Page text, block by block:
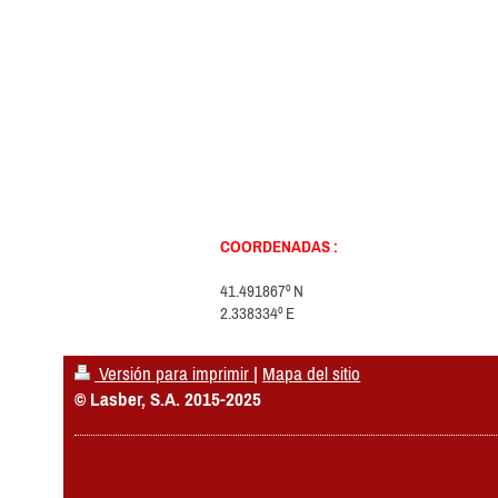
COORDENADAS :
41.491867º N
2.338334º E
Versión para imprimir | Mapa del sitio
© Lasber, S.A. 2015-2025